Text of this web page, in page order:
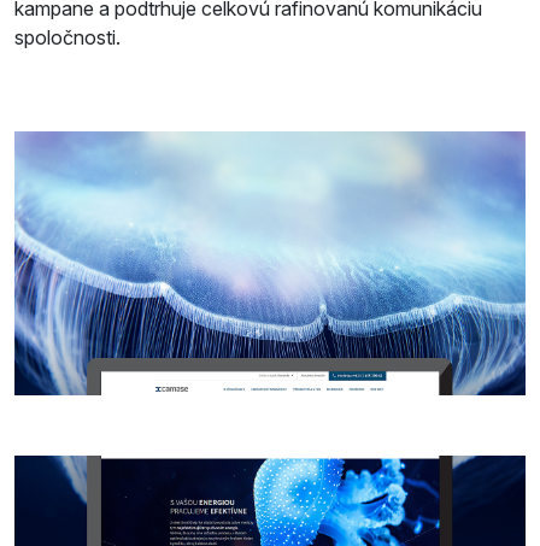
kampane a podtrhuje celkovú rafinovanú komunikáciu
spoločnosti.